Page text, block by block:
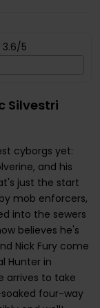
3.6/5
Silvestri
cyborgs yet:
and his
just the start
mob enforcers,
into the sewers
believes he's
Nick Fury come
Hunter in
arrives to take
four-way